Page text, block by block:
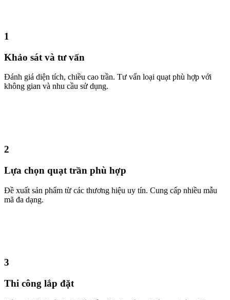
1
Khảo sát và tư vấn
Đánh giá diện tích, chiều cao trần. Tư vấn loại quạt phù hợp với
không gian và nhu cầu sử dụng.
2
Lựa chọn quạt trần phù hợp
Đề xuất sản phẩm từ các thương hiệu uy tín. Cung cấp nhiều mẫu
mã đa dạng.
3
Thi công lắp đặt